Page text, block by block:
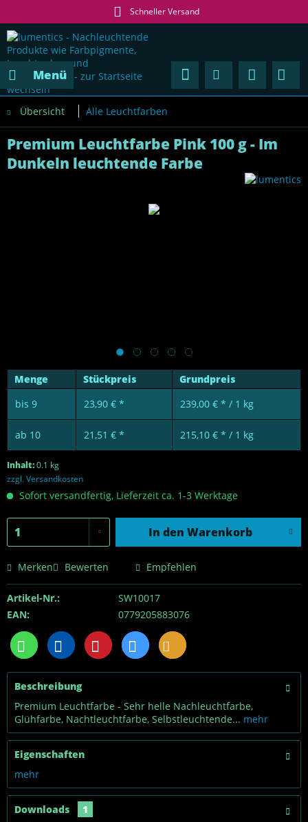
Schneller Versand
Menü
Übersicht Alle Leuchtfarben
Premium Leuchtfarbe Pink 100 g - Im
Dunkeln leuchtende Farbe
Menge Stückpreis
Grundpreis
bis 9 23,90 € * 239,00 € * / 1 kg
ab 10 21,51 € * 215,10 € * / 1 kg
Inhalt:0.1 kg
zzgl. Versandkosten
Sofort versandfertig, Lieferzeit ca. 1-3 Werktage
In den Warenkorb
Merken Bewerten Empfehlen
Artikel-Nr.:
SW10017
EAN:
0779205883076
Beschreibung
Premium Leuchtfarbe - Sehr helle Nachleuchtfarbe,
Glühfarbe, Nachtleuchtfarbe, Selbstleuchtende... mehr
Eigenschaften
mehr
Downloads
1